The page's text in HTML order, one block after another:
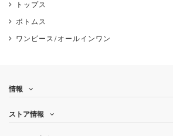
トップス
ボトムス
ワンピース/オールインワン
情報
ストア情報